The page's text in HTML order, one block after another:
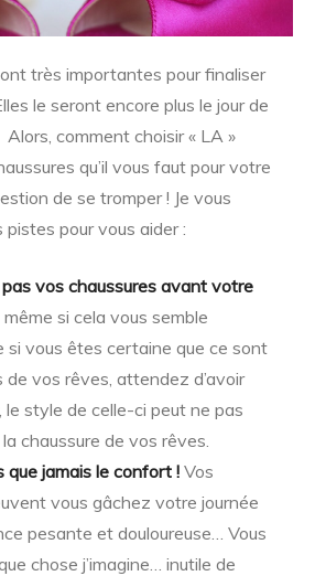
très importantes pour finaliser
le seront encore plus le jour de
comment choisir « LA »
qu’il vous faut pour votre
de se tromper ! Je vous
pistes pour vous aider :
vos chaussures avant votre
si cela vous semble
si vous êtes certaine que ce sont
de vos rêves, attendez d’avoir
le style de celle-ci peut ne pas
chaussure de vos rêves.
que jamais le confort ! Vos
vous gâchez votre journée
pesante et douloureuse… Vous
chose j’imagine… inutile de